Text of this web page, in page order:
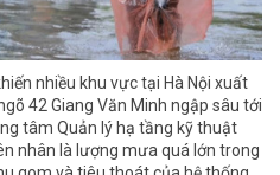
nhiều khu vực tại Hà Nội xuất
42 Giang Văn Minh ngập sâu tới
tâm Quản lý hạ tầng kỹ thuật
nhân là lượng mưa quá lớn trong